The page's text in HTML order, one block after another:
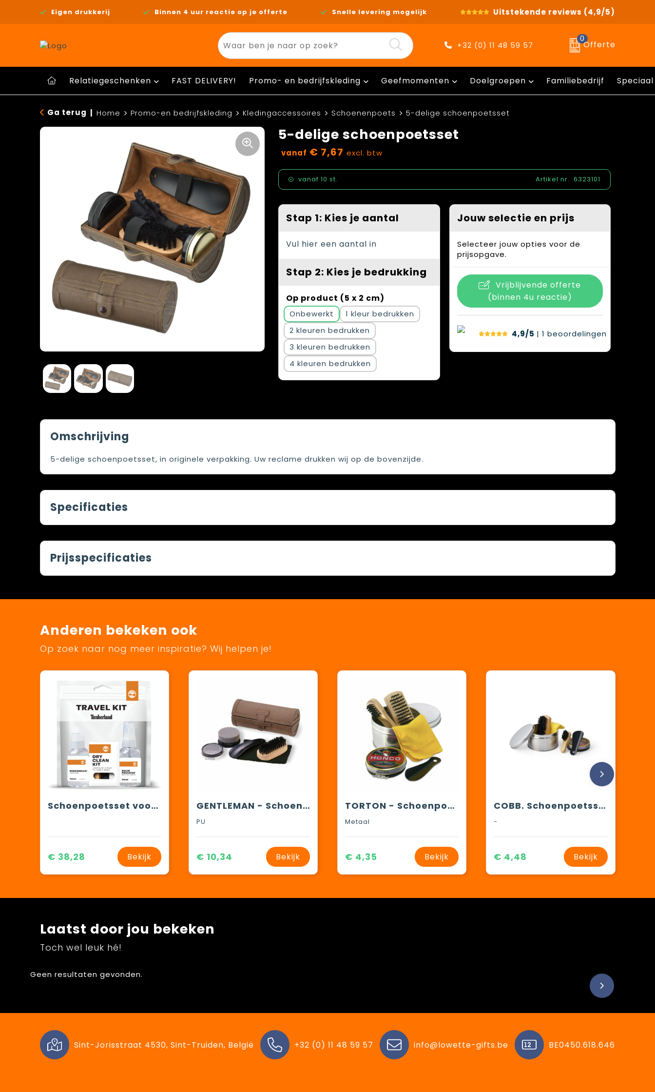
Eigen drukkerij Binnen 4 uur reactie op je offerte Snelle levering mogelijk Uitstekende reviews (4,9/5)
+32 (0) 11 48 59 57
0
Offerte
Relatiegeschenken FAST DELIVERY! Promo- en bedrijfskleding Geefmomenten Doelgroepen Familiebedrijf
Ga terug Home Promo-en bedrijfskleding Kledingaccessoires Schoenenpoets 5-delige schoenpoetsset
5-delige schoenpoetsset
vanaf € 7,67 excl. btw
vanaf 10 st. Artikel nr. 6323101
Stap 1: Kies je aantal
Vul hier een aantal in
Stap 2: Kies je bedrukking
Op product (5 x 2 cm)
Onbewerkt
1
2
3
4
Jouw selectie en prijs
Selecteer jouw opties voor de
prijsopgave.
Vrijblijvende offerte
(binnen 4u reactie)
4,9/5 | 1 beoordelingen
Omschrijving
5-delige schoenpoetsset, in originele verpakking. Uw reclame drukken wij op de bovenzijde.
Specificaties
Prijsspecificaties
Anderen bekeken ook
Op zoek naar nog meer inspiratie? Wij helpen je!
Schoenpoetsset voor op reis
€ 38,28 Bekijk
GENTLEMAN - Schoenpoetsset
PU
€ 10,34 Bekijk
TORTON - Schoenpoetsset
Metaal
€ 4,35 Bekijk
COBB. Schoenpoetsset met 6 stuks
-
€ 4,48 Bekijk
Laatst door jou bekeken
Toch wel leuk hé!
Geen resultaten gevonden.
Sint-Jorisstraat 4530, Sint-Truiden, België +32 (0) 11 48 59 57 info@lowette-gifts.be BE0450.618.646